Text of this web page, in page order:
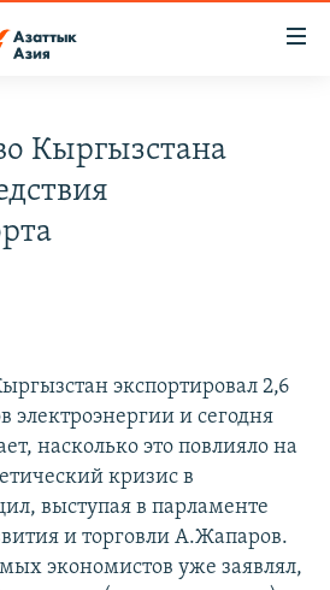
Кыргызстана
экспортировал 2,6
электроэнергии и сегодня
насколько это повлияло на
кризис в
выступая в парламенте
и торговли А.Жапаров.
экономистов уже заявлял,